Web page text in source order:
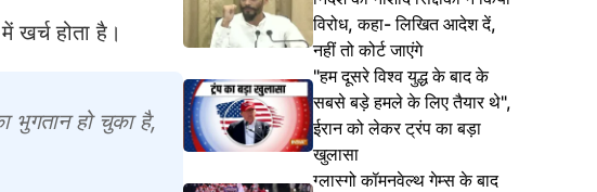
खर्च होता है।
भुगतान हो चुका है,
विरोध, कहा- लिखित आदेश दें,
नहीं तो कोर्ट जाएंगे
"हम दूसरे विश्व युद्ध के बाद के
सबसे बड़े हमले के लिए तैयार थे",
ईरान को लेकर ट्रंप का बड़ा
खुलासा
ग्लास्गो कॉमनवेल्थ गेम्स के बाद